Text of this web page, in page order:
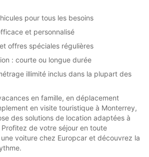
pour tous les besoins
et personnalisé
offres spéciales régulières
: courte ou longue durée
illimité inclus dans la plupart des
en famille, en déplacement
en visite touristique à Monterrey,
des solutions de location adaptées à
de votre séjour en toute
voiture chez Europcar et découvrez la